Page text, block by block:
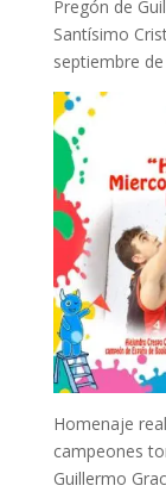
Pregón de
Santísimo
septiembre
Homenaje
campeones
Guillermo